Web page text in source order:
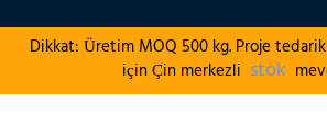
Dikkat: Üretim MOQ 500 kg. Proje
için Çin merkezli stok